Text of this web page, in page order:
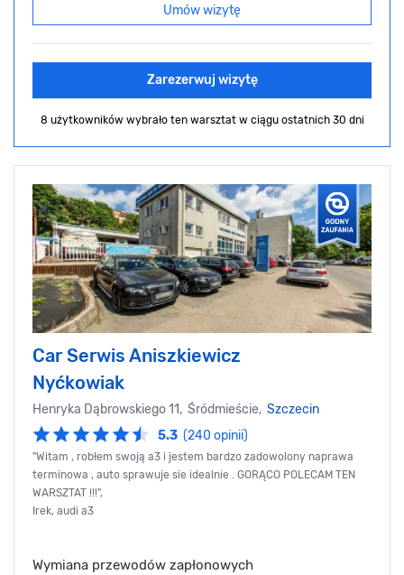
Umów wizytę
Zarezerwuj wizytę
8 użytkowników wybrało ten warsztat w ciągu ostatnich 30 dni
Car Serwis Aniszkiewicz
Nyćkowiak
Henryka Dąbrowskiego 11, Śródmieście, Szczecin
5.3 (240 opinii)
"Witam , robłem swoją a3 i jestem bardzo zadowolony naprawa
terminowa , auto sprawuje sie idealnie . GORĄCO POLECAM TEN
WARSZTAT !!!",
Irek, audi a3
Wymiana przewodów zapłonowych